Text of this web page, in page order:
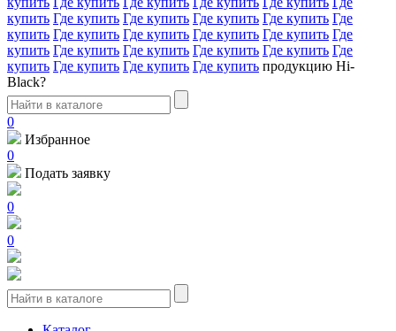
купить Где купить Где купить Где купить Где купить Где
купить Где купить Где купить Где купить Где купить Где
купить Где купить Где купить Где купить Где купить Где
купить Где купить Где купить Где купить продукцию Hi-
Black?
0
Избранное
0
Подать заявку
0
0